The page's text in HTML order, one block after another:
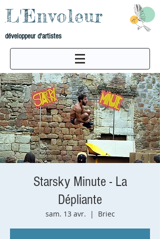
L'Envoleur
développeur d'artistes
Starsky Minute - La
Dépliante
sam. 13 avr.
  |
Briec